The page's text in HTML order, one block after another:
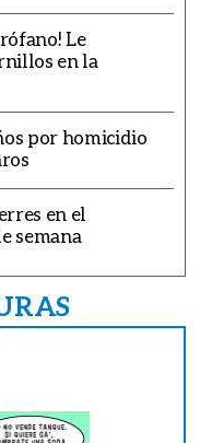
Le
en la
por homicidio
en el
semana